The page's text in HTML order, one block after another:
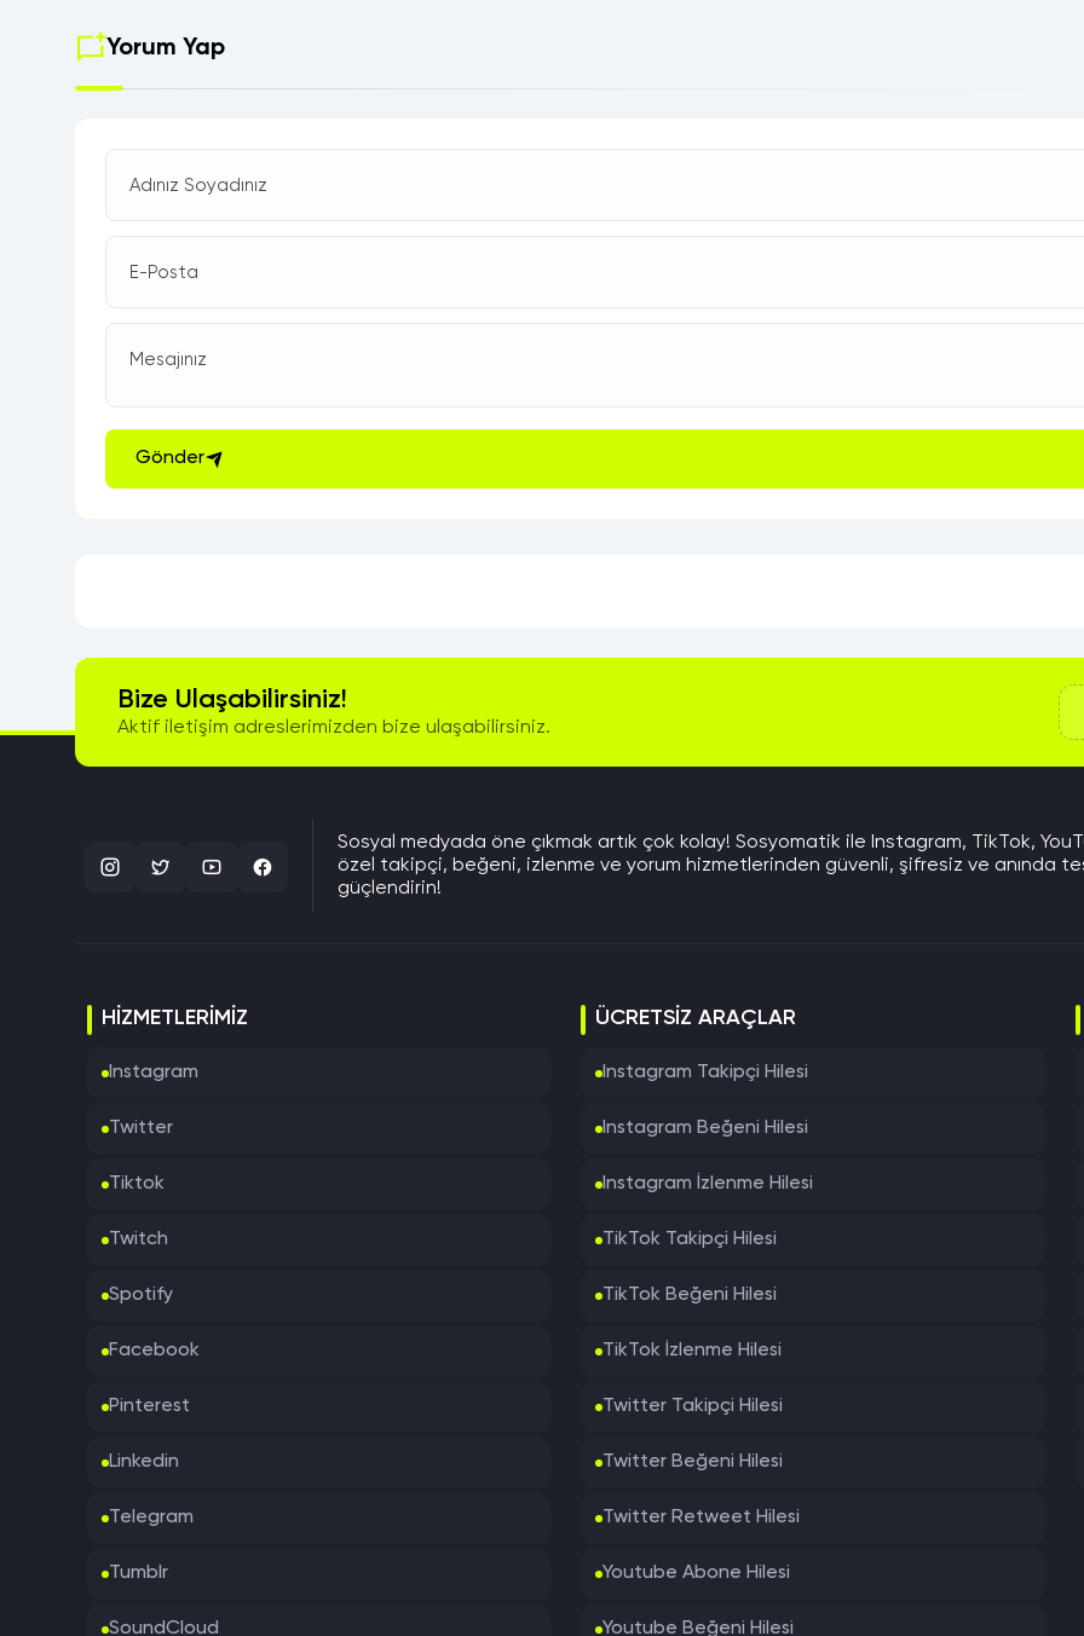
Yorum Yap
Adınız Soyadınız
E-Posta
Mesajınız
Gönder
Bize Ulaşabilirsiniz!
Aktif iletişim adreslerimizden bize ulaşabilirsiniz.
Sosyal medyada öne çıkmak artık çok kolay! Sosyomatik ile Instagram, TikTok,
özel takipçi, beğeni, izlenme ve yorum hizmetlerinden güvenli, şifresiz ve anında
güçlendirin!
HIZMETLERIMIZ
Instagram
Twitter
Tiktok
Twitch
Spotify
Facebook
Pinterest
Linkedin
Telegram
Tumblr
SoundCloud
ÜCRETSIZ ARAÇLAR
Instagram Takipçi Hilesi
Instagram Beğeni Hilesi
Instagram İzlenme Hilesi
TikTok Takipçi Hilesi
TikTok Beğeni Hilesi
TikTok İzlenme Hilesi
Twitter Takipçi Hilesi
Twitter Beğeni Hilesi
Twitter Retweet Hilesi
Youtube Abone Hilesi
Youtube Beğeni Hilesi